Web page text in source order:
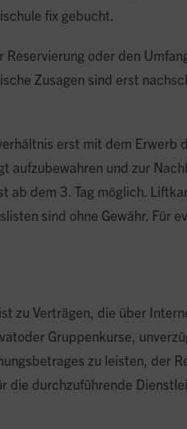
fix gebucht.
oder den
Zusagen sind erst
erst mit dem Erwerb
und zur
dem 3. Tag möglich.
sind ohne Gewähr. Für
zu Verträgen, die über
Gruppenkurse,
zu leisten, der
durchzuführende